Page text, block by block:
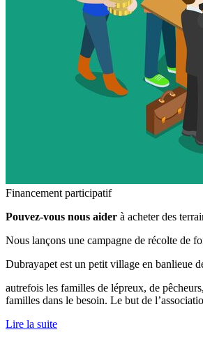
Financement participatif
Pouvez-vous nous aider à acheter des
Nous lançons une campagne de récolte de
Dubrayapet est un petit village en banlieue
autrefois les familles de lépreux, de
familles dans le besoin. Le but de
Lire la suite